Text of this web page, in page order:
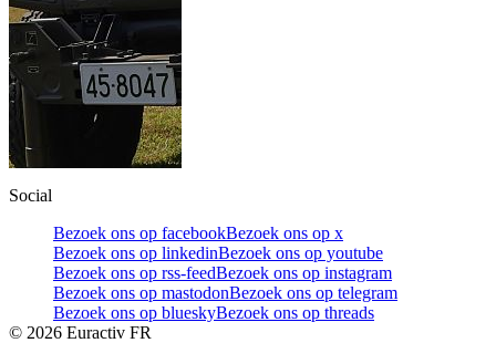
Social
Bezoek ons op facebookBezoek ons op x
Bezoek ons op linkedinBezoek ons op youtube
Bezoek ons op rss-feedBezoek ons op instagram
Bezoek ons op mastodonBezoek ons op telegram
Bezoek ons op blueskyBezoek ons op threads
© 2026 Euractiv FR